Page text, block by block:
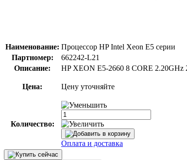
Наименование: Процессор HP Intel Xeon E5 серии
Партномер:
662242-L21
Описание:
HP XEON E5-2660 8 CORE
Цена: Цену уточняйте
Количество:
Оплата и доставка